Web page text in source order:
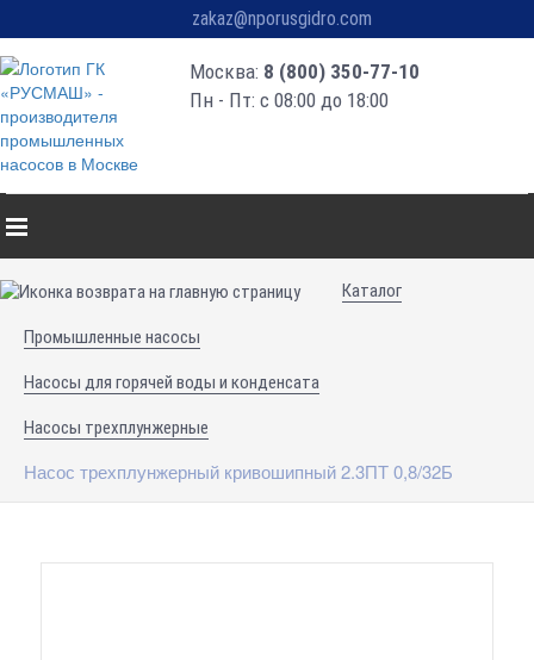
zakaz@nporusgidro.com
Москва: 8 (800) 350-77-10
Пн - Пт: с 08:00 до 18:00
Каталог
Промышленные насосы
Насосы для горячей воды и конденсата
Насосы трехплунжерные
Насос трехплунжерный кривошипный 2.3ПТ 0,8/32Б